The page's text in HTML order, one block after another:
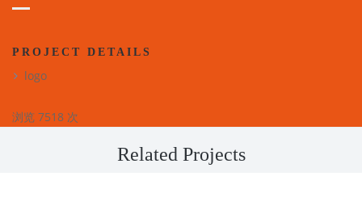
PROJECT DETAILS
logo
浏览 7518 次
Related Projects